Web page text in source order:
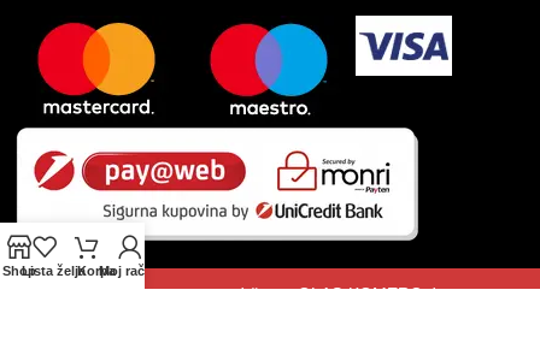
© 2026. Sva prava zadržana. GLAS-KOMERC d.o.o.
ShopLista željaKorpaMoj račun